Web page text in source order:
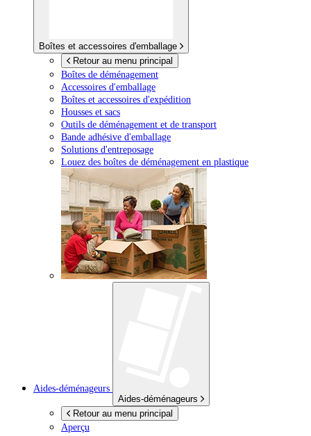
Boîtes et accessoires d'emballage
Retour au menu principal
Boîtes de déménagement
Accessoires d'emballage
Boîtes et accessoires d'expédition
Housses et sacs
Outils de déménagement et de transport
Bande adhésive d'emballage
Solutions d'entreposage
Louez des boîtes de déménagement en plastique
Aides-déménageurs
Aides-déménageurs
Retour au menu principal
Aperçu